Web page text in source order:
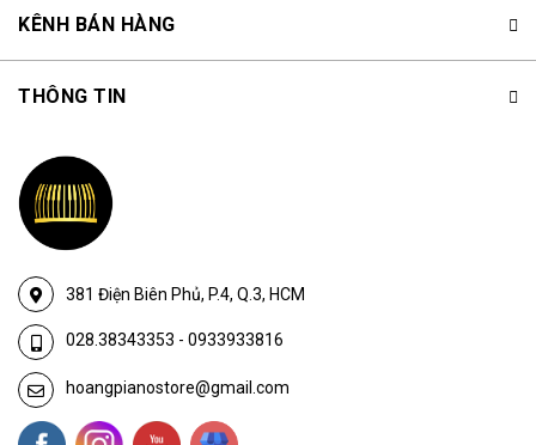
KÊNH BÁN HÀNG
381 Điện Biên Phủ, P.4, Q.3, HCM
028.38343353 - 0933933816
hoangpianostore@gmail.com
THÔNG TIN